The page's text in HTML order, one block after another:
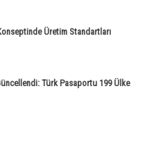
Üretim Standartları
Türk Pasaportu 199 Ülke